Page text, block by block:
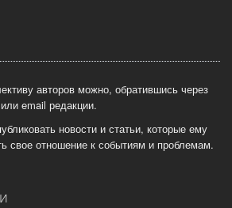
авторов можно, обратившись через
email редакции.
новости и статьи, которые ему
свое отношение к событиям и проблемам.